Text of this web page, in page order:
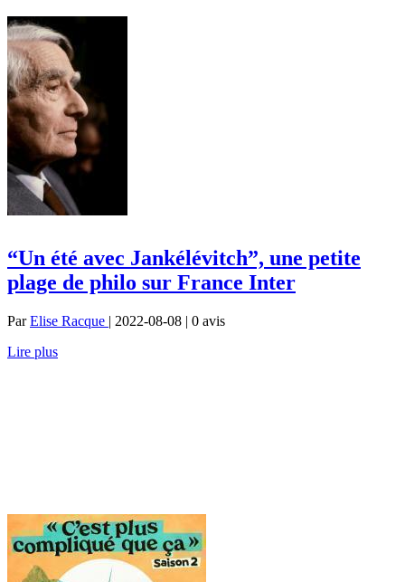
“Un été avec Jankélévitch”, une petite
plage de philo sur France Inter
ParElise Racque | 2022-08-08 | 0 avis
Lire plus